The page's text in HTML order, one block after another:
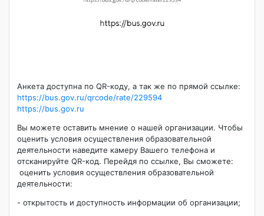
Анкета доступна по QR-коду, а так же по прямой ссылке:
https://bus.gov.ru/qrcode/rate/229594
https://bus.gov.ru
Вы можете оставить мнение о нашей организации. Чтобы
оценить условия осуществления образовательной
деятельности наведите камеру Вашего телефона и
отсканируйте QR-код. Перейдя по ссылке, Вы сможете:
оценить условия осуществления образовательной
деятельности:
- открытость и доступность информации об организации;